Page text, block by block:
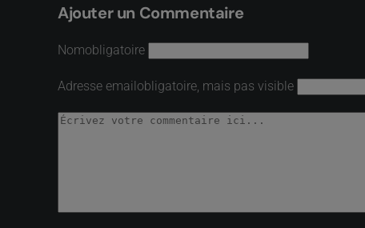
Ajouter un Commentaire
Nomobligatoire
Adresse emailobligatoire, mais pas visible